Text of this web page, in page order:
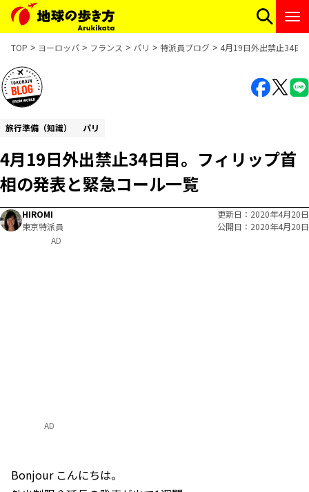
TOP ヨーロッパ フランス パリ 特派員ブログ 4月19日外出禁止34日
旅行準備（知識） パリ
4月19日外出禁止34日目。フィリップ首
相の発表と緊急コール一覧
HIROMI
東京特派員
更新日
2020年4月20日
公開日
2020年4月20日
AD
Bonjour こんにちは。
AD